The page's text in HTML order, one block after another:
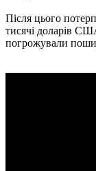
Після цього
тисячі доларів
погрожували